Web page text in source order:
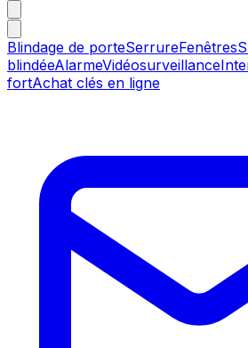
Blindage de porteSerrureFenêtres
blindéeAlarmeVidéosurveillance
fortAchat clés en ligne